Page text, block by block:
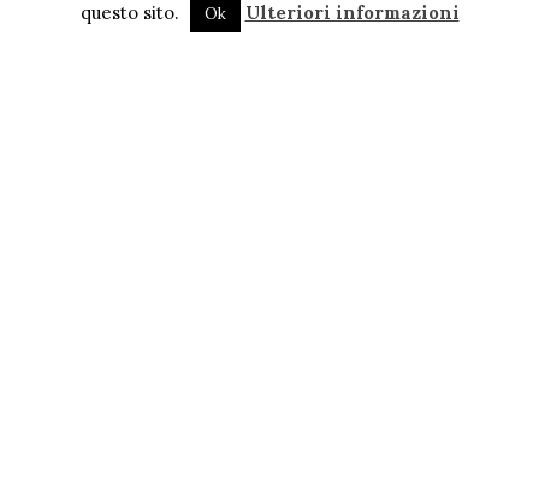
questo sito.
Ok Ulteriori informazioni